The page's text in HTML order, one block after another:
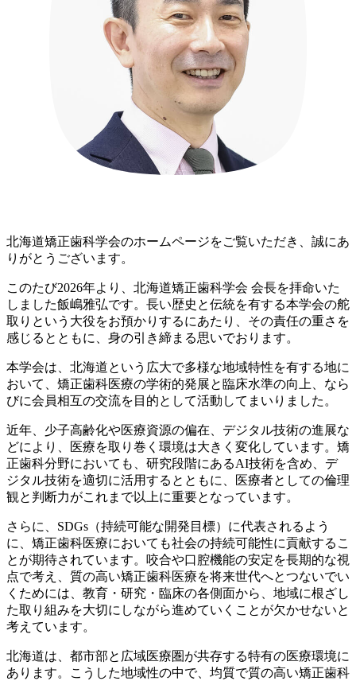
北海道矯正歯科学会のホームページをご覧いただき、誠にあ
りがとうございます。
このたび2026年より、北海道矯正歯科学会 会長を拝命いた
しました飯嶋雅弘です。長い歴史と伝統を有する本学会の舵
取りという大役をお預かりするにあたり、その責任の重さを
感じるとともに、身の引き締まる思いでおります。
本学会は、北海道という広大で多様な地域特性を有する地に
おいて、矯正歯科医療の学術的発展と臨床水準の向上、なら
びに会員相互の交流を目的として活動してまいりました。
近年、少子高齢化や医療資源の偏在、デジタル技術の進展な
どにより、医療を取り巻く環境は大きく変化しています。矯
正歯科分野においても、研究段階にあるAI技術を含め、デ
ジタル技術を適切に活用するとともに、医療者としての倫理
観と判断力がこれまで以上に重要となっています。
さらに、SDGs（持続可能な開発目標）に代表されるよう
に、矯正歯科医療においても社会の持続可能性に貢献するこ
とが期待されています。咬合や口腔機能の安定を長期的な視
点で考え、質の高い矯正歯科医療を将来世代へとつないでい
くためには、教育・研究・臨床の各側面から、地域に根ざし
た取り組みを大切にしながら進めていくことが欠かせないと
考えています。
北海道は、都市部と広域医療圏が共存する特有の医療環境に
あります。こうした地域性の中で、均質で質の高い矯正歯科